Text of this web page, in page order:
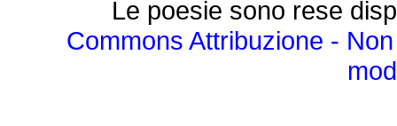
Le poesie sono rese
Commons Attribuzione -